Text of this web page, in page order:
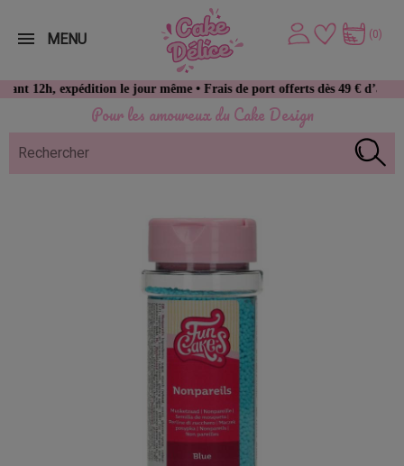
Pour les amoureux du Cake Design
expédition le jour même • Frais de port offerts dès 49 € d’achat
(0)
MENU